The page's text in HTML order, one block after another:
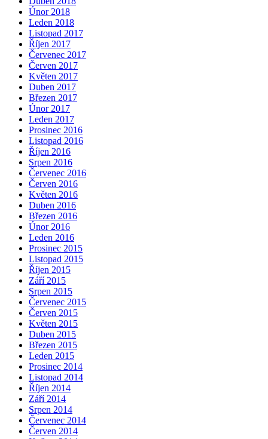
Únor 2018
Leden 2018
Listopad 2017
Říjen 2017
Červenec 2017
Červen 2017
Květen 2017
Duben 2017
Březen 2017
Únor 2017
Leden 2017
Prosinec 2016
Listopad 2016
Říjen 2016
Srpen 2016
Červenec 2016
Červen 2016
Květen 2016
Duben 2016
Březen 2016
Únor 2016
Leden 2016
Prosinec 2015
Listopad 2015
Říjen 2015
Září 2015
Srpen 2015
Červenec 2015
Červen 2015
Květen 2015
Duben 2015
Březen 2015
Leden 2015
Prosinec 2014
Listopad 2014
Říjen 2014
Září 2014
Srpen 2014
Červenec 2014
Červen 2014